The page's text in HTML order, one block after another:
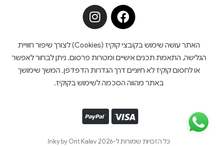
האתר עושה שימוש בקובצי קוקיז (Cookies) לצורך שיפור חוויית
הגלישה, התאמת תכנים אישיים ומטרות פרסום. ניתן לבחור לאפשר
או לחסום קוקיז לא חיוניים דרך הגדרות הדפדפן. המשך שימושך
באתר מהווה הסכמה לשימוש בקוקיז.
כל הזכויות שמורות ל-Inky by Orit Kalev 2026